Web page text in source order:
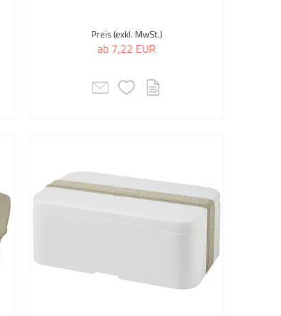
Preis (exkl. MwSt.)
ab 7,22 EUR